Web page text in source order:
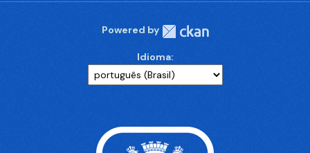
Powered by
Idioma